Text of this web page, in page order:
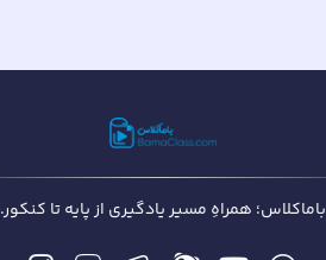
باماکلاس؛ همراهِ مسیر یادگیری از پایه تا کنکور.